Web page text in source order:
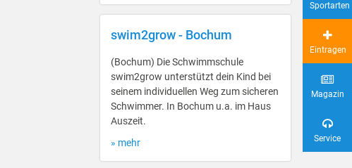
swim2grow - Bochum
(Bochum) Die Schwimmschule
swim2grow unterstützt dein Kind bei
seinem individuellen Weg zum sicheren
Schwimmer. In Bochum u.a. im Haus
Auszeit.
» mehr
Sportarten
Eintragen
Magazin
Service